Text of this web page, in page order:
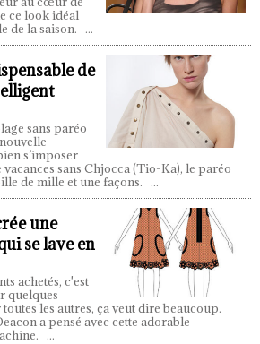
ce look idéal
de la saison. ...
de
sans paréo
s’imposer
vacances sans Chjocca (Tio-Ka), le paréo
de mille et une façons. ...
une
se lave en
achetés, c'est
quelques
les autres, ça veut dire beaucoup.
a pensé avec cette adorable
...